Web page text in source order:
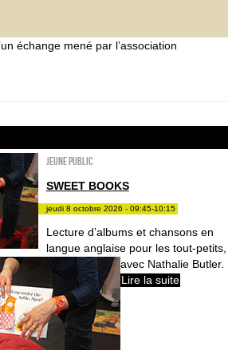
échange mené par l’association
Jeune public
SWEET BOOKS
jeudi 8 octobre 2026 - 09:45-10:15
Lecture d’albums et chansons en
langue anglaise pour les tout-petits,
avec Nathalie Butler.
Lire la suite